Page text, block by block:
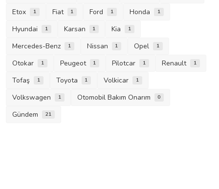
Etox 1 Fiat 1 Ford 1 Honda 1
Hyundai 1 Karsan 1 Kia 1
Mercedes-Benz 1 Nissan 1 Opel 1
Otokar 1 Peugeot 1 Pilotcar 1 Renault 1
Tofaş 1 Toyota 1 Volkicar 1
Volkswagen 1 Otomobil Bakım Onarım 0
Gündem 21